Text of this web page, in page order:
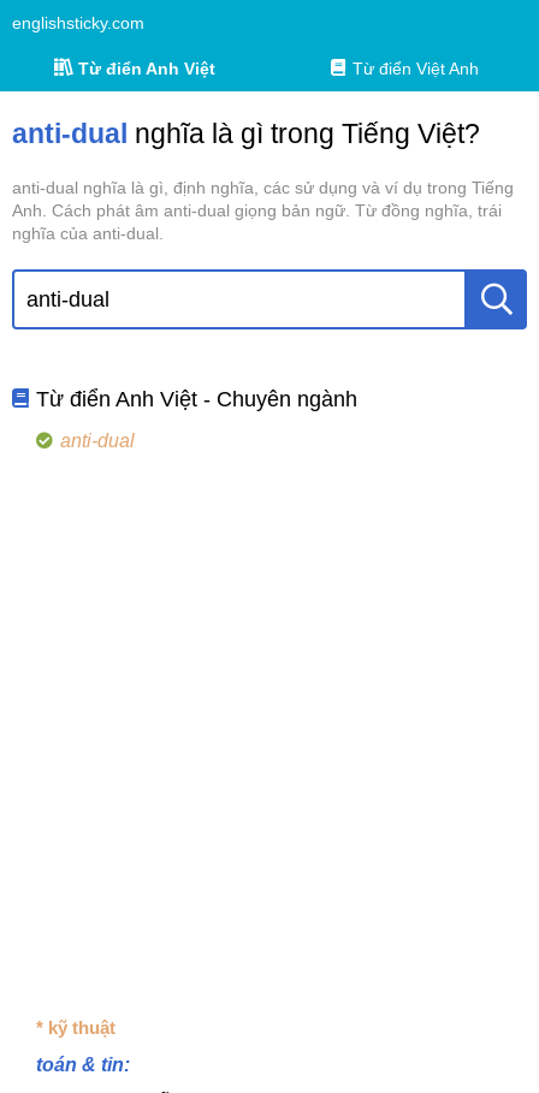
englishsticky.com
Từ điển Anh Việt Từ điển Việt Anh
anti-dual nghĩa là gì trong Tiếng Việt?
anti-dual nghĩa là gì, định nghĩa, các sử dụng và ví dụ trong Tiếng
Anh. Cách phát âm anti-dual giọng bản ngữ. Từ đồng nghĩa, trái
nghĩa của anti-dual.
Từ điển Anh Việt - Chuyên ngành
anti-dual
* kỹ thuật
toán & tin: